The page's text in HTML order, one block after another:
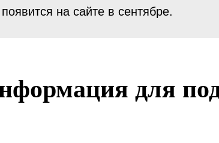
на сайте в сентябре.
для